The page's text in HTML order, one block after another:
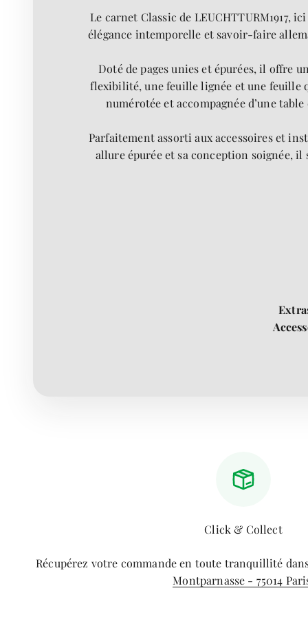
Le carnet Classic de LEUCHTTURM1917,
élégance intemporelle et savoir-faire
Doté de pages unies et épurées, il offre
flexibilité, une feuille lignée et une feuille
numérotée et accompagnée d’une
Parfaitement assorti aux accessoires et
allure épurée et sa conception soignée,
Click & Collect
Récupérez votre commande en toute tranquillité
Montparnasse - 75014